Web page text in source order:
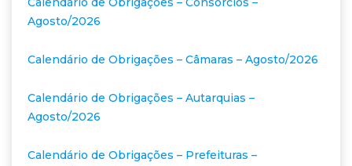
Agosto/2026
Calendário de Obrigações – Câmaras – Agosto/2026
Calendário de Obrigações – Autarquias –
Agosto/2026
Calendário de Obrigações – Prefeituras –